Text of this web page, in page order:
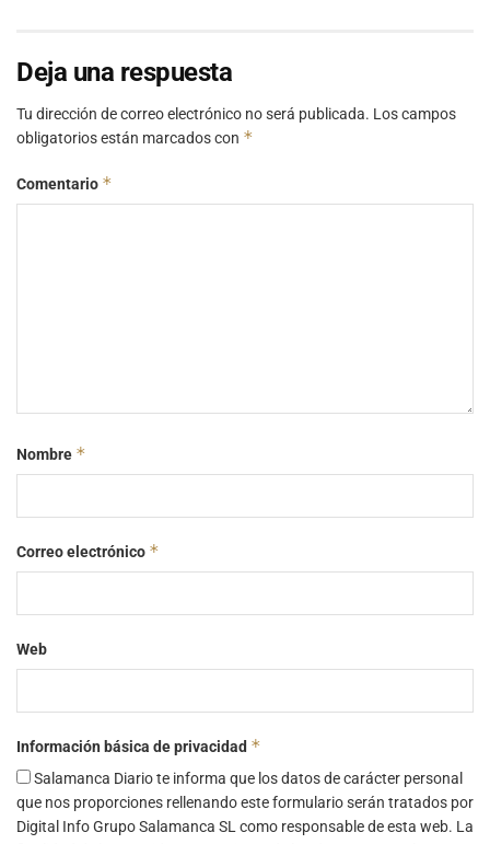
Deja una respuesta
Tu dirección de correo electrónico no será publicada. Los campos
obligatorios están marcados con *
Comentario *
Nombre *
Correo electrónico *
Web
Información básica de privacidad *
Salamanca Diario te informa que los datos de carácter personal
que nos proporciones rellenando este formulario serán tratados por
Digital Info Grupo Salamanca SL como responsable de esta web. La